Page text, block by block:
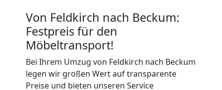
Von Feldkirch nach Beckum:
Festpreis für den
Möbeltransport!
Bei Ihrem Umzug von Feldkirch nach Beckum
legen wir großen Wert auf transparente
Preise und bieten unseren Service
Feldkirch
Expressumzug
Feldkirch